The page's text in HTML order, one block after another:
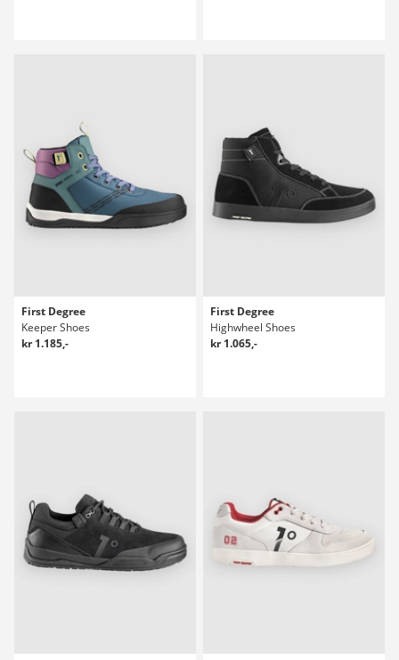
First Degree
Keeper Shoes
kr 1.185,-
First Degree
Highwheel Shoes
kr 1.065,-